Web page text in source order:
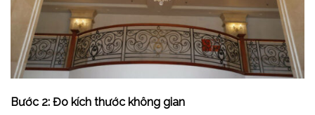
Bước 2: Đo kích thước không gian